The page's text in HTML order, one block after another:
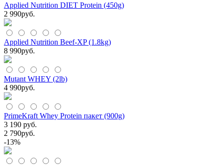
Applied Nutrition DIET Protein (450g)
2 990руб.
Applied Nutrition Beef-XP (1.8kg)
8 990руб.
Mutant WHEY (2lb)
4 990руб.
PrimeKraft Whey Protein пакет (900g)
3 190 руб.
2 790руб.
-13%